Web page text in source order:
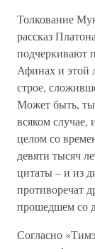
Толкование
рассказ
подчеркивают
Афинах и этой
строе,
Может быть,
всяком случае,
целом со
девяти тысяч
цитаты – и из
противоречат
прошедшем со
Согласно